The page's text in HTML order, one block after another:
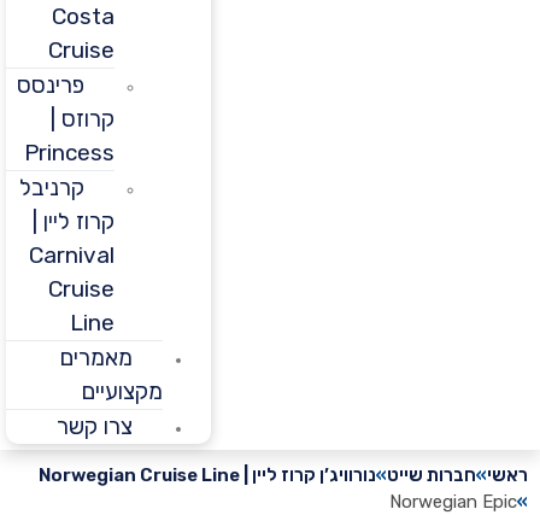
Costa
Cruise
פרינסס
קרוזס |
Princess
קרניבל
קרוז ליין |
Carnival
Cruise
מאמרים
מקצועיים
צרו קשר
חברות שייט נורוויג’ן קרוז ליין | Norwegian Cruise Line
Norwegian